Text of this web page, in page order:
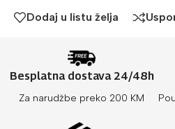
Dodaj u listu želja
Besplatna dostava 24/48h
Za narudžbe preko 200 KM